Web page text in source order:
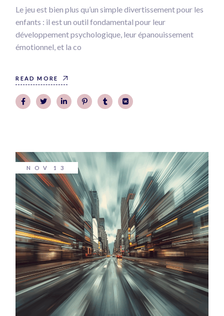
Le jeu est bien plus qu’un simple divertissement pour les
enfants : il est un outil fondamental pour leur
développement psychologique, leur épanouissement
émotionnel, et la co
READ MORE
NOV 13